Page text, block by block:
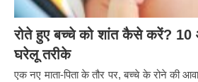
रोते हुए बच्चे को शांत कैसे करें?
घरेलू तरीके
एक नए माता-पिता के तौर पर, बच्चे के रोने की